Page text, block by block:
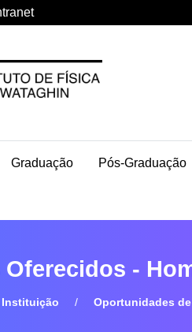
Graduação Pós-Graduação
-
Instituição Oportunidades